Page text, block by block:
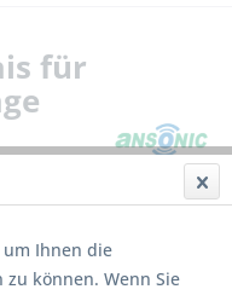
für
um Ihnen die
können. Wenn Sie